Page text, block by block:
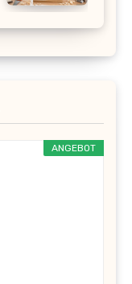
ANGEBOT